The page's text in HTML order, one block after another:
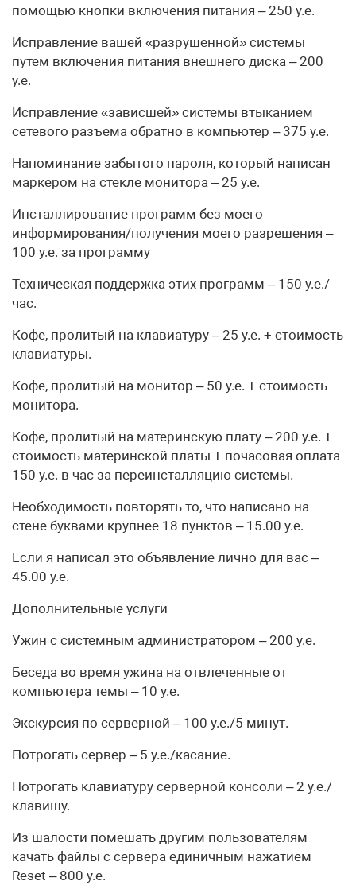
помощью кнопки включения питания – 250 у.е.
Исправление вашей «разрушенной» системы
путем включения питания внешнего диска – 200
у.е.
Исправление «зависшей» системы втыканием
сетевого разъема обратно в компьютер – 375 у.е.
Напоминание забытого пароля, который написан
маркером на стекле монитора – 25 у.е.
Инсталлирование программ без моего
информирования/получения моего разрешения –
100 у.е. за программу
Техническая поддержка этих программ – 150 у.е./
час.
Кофе, пролитый на клавиатуру – 25 у.е. + стоимость
клавиатуры.
Кофе, пролитый на монитор – 50 у.е. + стоимость
монитора.
Кофе, пролитый на материнскую плату – 200 у.е. +
стоимость материнской платы + почасовая оплата
150 у.е. в час за переинсталляцию системы.
Hеобходимость повторять то, что написано на
стене буквами крупнее 18 пунктов – 15.00 у.е.
Если я написал это объявление лично для вас –
45.00 у.е.
Дополнительные услуги
Ужин с системным администратором – 200 у.е.
Беседа во время ужина на отвлеченные от
компьютера темы – 10 у.е.
Экскурсия по серверной – 100 у.е./5 минут.
Потрогать сервер – 5 у.е./касание.
Потрогать клавиатуру серверной консоли – 2 у.е./
клавишу.
Из шалости помешать другим пользователям
качать файлы с сервера единичным нажатием
Reset – 800 у.е.